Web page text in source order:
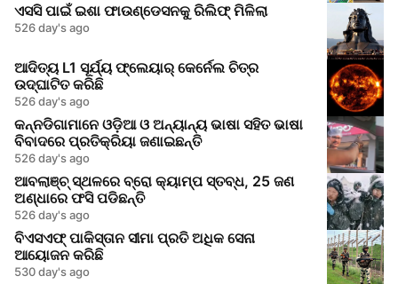
ଏସସି ପାଇଁ ଇଶା ଫାଉଣ୍ଡେସନକୁ ରିଲିଫ୍ ମିଳିଲା
526 day's ago
ଆଦିତ୍ୟ L1 ସୂର୍ଯ୍ୟ ଫ୍ଲେୟାର୍ କେର୍ନେଲ ଚିତ୍ର
ଉଦ୍ଘାଟିତ କରିଛି
526 day's ago
କନ୍ନଡିଗାମାନେ ଓଡ଼ିଆ ଓ ଅନ୍ୟାନ୍ୟ ଭାଷା ସହିତ ଭାଷା
ବିବାଦରେ ପ୍ରତିକ୍ରିୟା ଜଣାଇଛନ୍ତି
526 day's ago
ଆବଲାଞ୍ଚ୍ ସ୍ଥଳରେ ବ୍ରୋ କ୍ୟାମ୍ପ ସ୍ତବ୍ଧ, 25 ଜଣ
ଅଣ୍ଧାରେ ଫସି ପଡିଛନ୍ତି
526 day's ago
ବିଏସଏଫ୍ ପାକିସ୍ତାନ ସୀମା ପ୍ରତି ଅଧିକ ସେନା
ଆୟୋଜନ କରିଛି
530 day's ago